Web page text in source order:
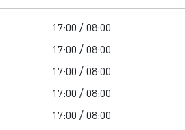
08:00 / 17:00
08:00 / 17:00
08:00 / 17:00
08:00 / 17:00
08:00 / 17:00